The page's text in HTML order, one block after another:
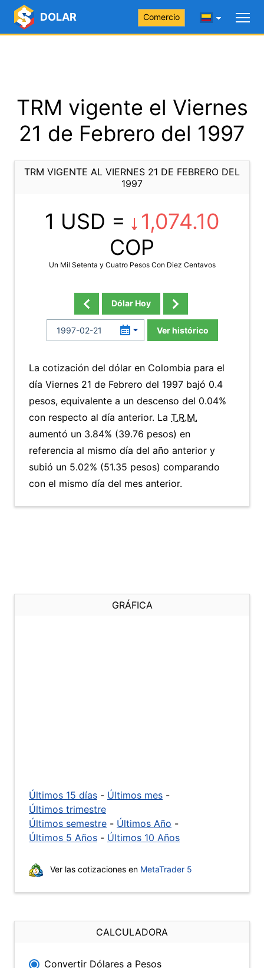
DOLAR Comercio
TRM vigente el Viernes
21 de Febrero del 1997
TRM VIGENTE AL VIERNES 21 DE FEBRERO DEL
1997
1 USD =
1,074.10
COP
Un Mil Setenta y Cuatro Pesos Con Diez Centavos
Dólar Hoy
Ver histórico
La cotización del dólar en Colombia para el
día Viernes 21 de Febrero del 1997 bajó 0.4
pesos, equivalente a un descenso del 0.04%
con respecto al día anterior. La T.R.M.
aumentó un 3.84% (39.76 pesos) en
referencia al mismo día del año anterior y
subió un 5.02% (51.35 pesos) comparando
con el mismo día del mes anterior.
GRÁFICA
Últimos 15 días - Últimos mes -
Últimos trimestre
Últimos semestre - Últimos Año -
Últimos 5 Años - Últimos 10 Años
Ver las cotizaciones en MetaTrader 5
CALCULADORA
Convertir Dólares a Pesos